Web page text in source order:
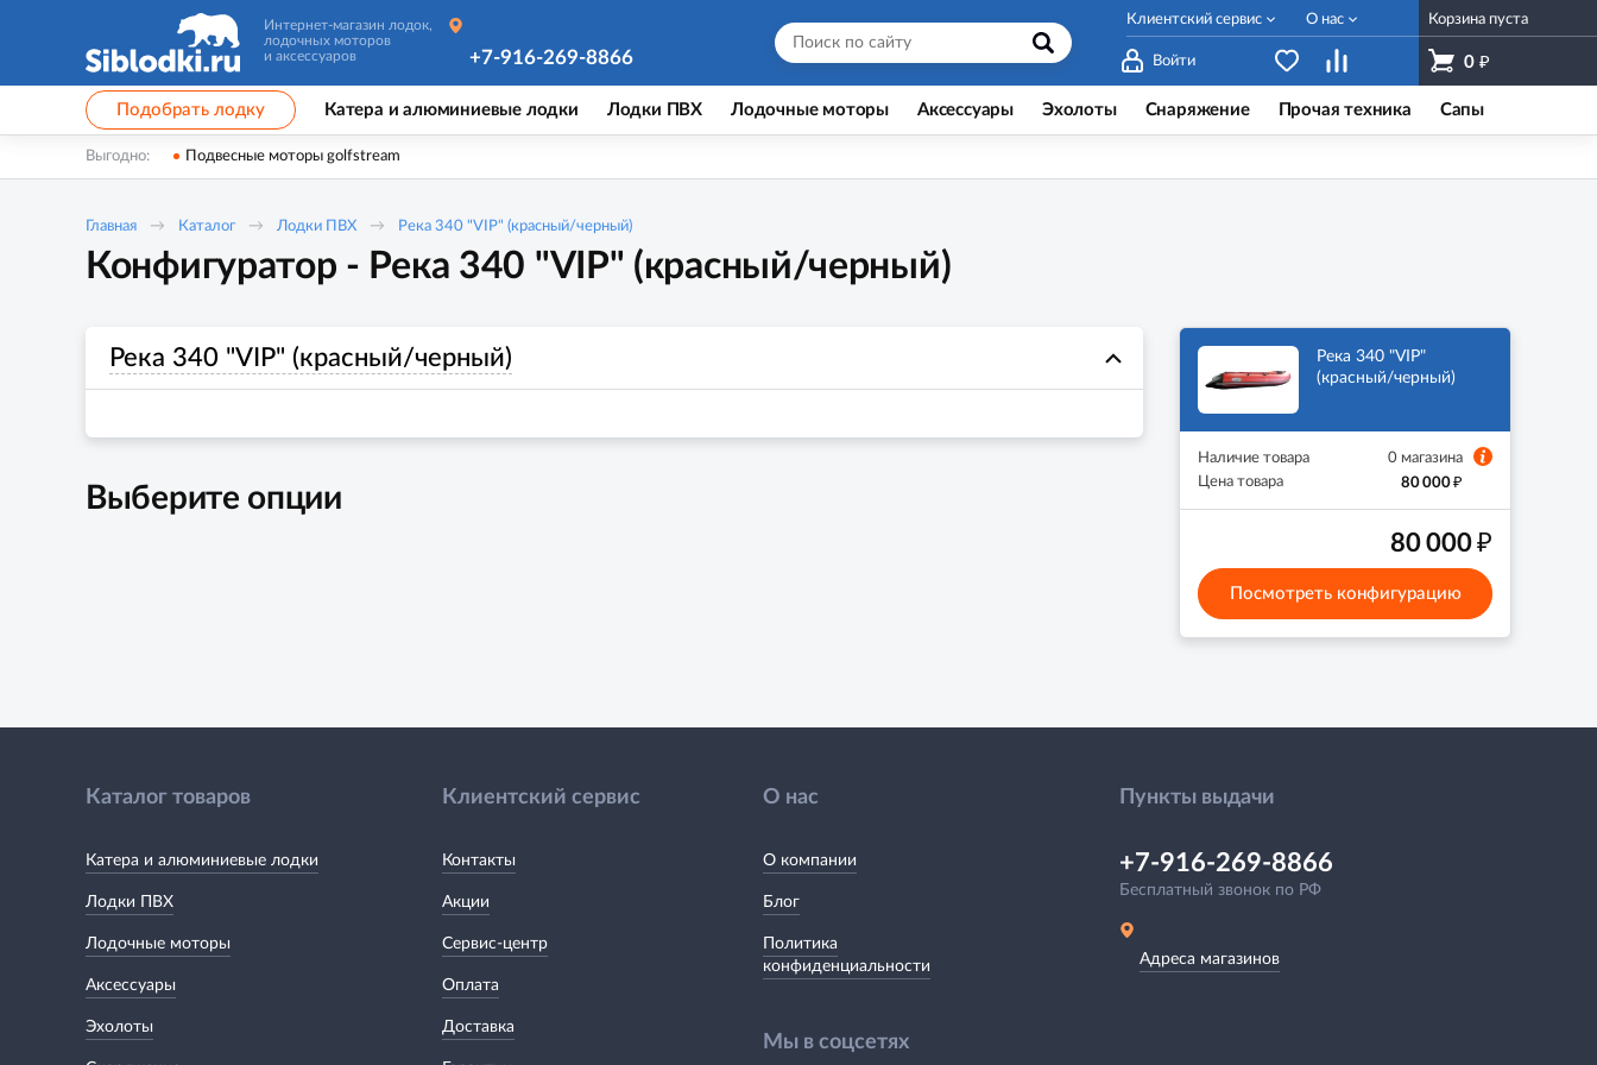
Интернет-магазин лодок,
лодочных моторов
и аксессуаров
Войти
Корзина пуста
0 ₽
+7-916-269-8866
Клиентский сервис О нас
Подобрать лодку Катера и алюминиевые лодки Лодки ПВХ Лодочные моторы Аксессуары Эхолоты Снаряжение Прочая техника Сапы
Выгодно: Подвесные моторы golfstream
Главная Каталог Лодки ПВХ Река 340 "VIP" (красный/черный)
Конфигуратор - Река 340 "VIP" (красный/черный)
Река 340 "VIP" (красный/черный)
Выберите опции
Река 340 "VIP"
(красный/черный)
Наличие товара
0 магазина
Цена товара
80 000₽
80 000₽
Посмотреть конфигурацию
Каталог товаров
Катера и алюминиевые лодки
Лодки ПВХ
Лодочные моторы
Аксессуары
Эхолоты
Клиентский сервис
Контакты
Акции
Сервис-центр
Оплата
Доставка
О нас
О компании
Блог
Политика
конфиденциальности
Мы в соцсетях
Пункты выдачи
+7-916-269-8866
Бесплатный звонок по РФ
Адреса магазинов